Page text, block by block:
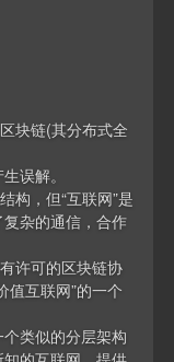
块链(其分布式全
误解。
构，但“互联网”是
杂的通信，合作
许可的区块链协
值互联网”的一个
类似的分层架构